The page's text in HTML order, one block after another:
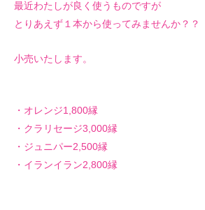
最近わたしが良く使うものですが
とりあえず１本から使ってみませんか？？
小売いたします。
・オレンジ1,800縁
・クラリセージ3,000縁
・ジュニパー2,500縁
・イランイラン2,800縁